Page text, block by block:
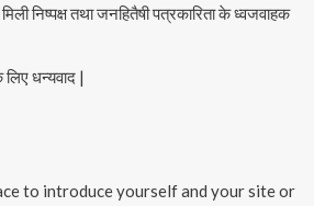
निष्पक्ष तथा जनहितैषी पत्रकारिता के ध्वजवाहक
धन्यवाद |
to introduce yourself and your site or